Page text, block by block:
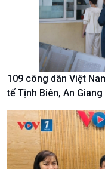
109 công dân Việt
tế Tịnh Biên, An Giang